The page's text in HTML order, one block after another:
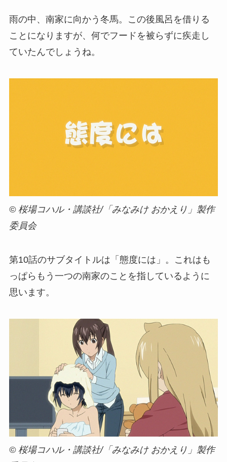
雨の中、南家に向かう冬馬。この後風呂を借りる
ことになりますが、何でフードを被らずに疾走し
ていたんでしょうね。
© 桜場コハル・講談社/「みなみけ おかえり」製作
委員会
第10話のサブタイトルは「態度には」。これはも
っぱらもう一つの南家のことを指しているように
思います。
© 桜場コハル・講談社/「みなみけ おかえり」製作